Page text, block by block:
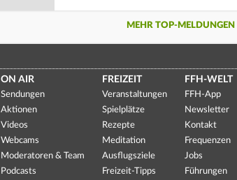
MEHR TOP-MELDUNGEN
ON AIR
Sendungen
Aktionen
Videos
Webcams
Moderatoren & Team
Podcasts
FREIZEIT
Veranstaltungen
Spielplätze
Rezepte
Meditation
Ausflugsziele
Freizeit-Tipps
FFH-WELT
FFH-App
Newsletter
Kontakt
Frequenzen
Jobs
Führungen